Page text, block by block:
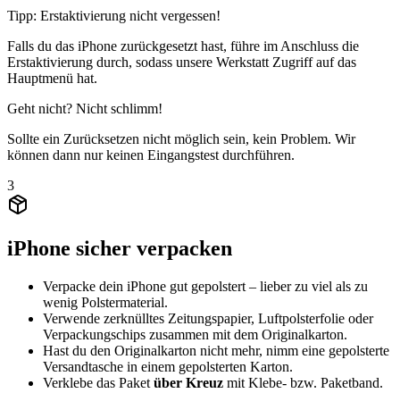
Tipp: Erstaktivierung nicht vergessen!
Falls du das iPhone zurückgesetzt hast, führe im Anschluss die
Erstaktivierung durch, sodass unsere Werkstatt Zugriff auf das
Hauptmenü hat.
Geht nicht? Nicht schlimm!
Sollte ein Zurücksetzen nicht möglich sein, kein Problem. Wir
können dann nur keinen Eingangstest durchführen.
3
iPhone sicher verpacken
Verpacke dein iPhone gut gepolstert – lieber zu viel als zu
wenig Polstermaterial.
Verwende zerknülltes Zeitungspapier, Luftpolsterfolie oder
Verpackungschips zusammen mit dem Originalkarton.
Hast du den Originalkarton nicht mehr, nimm eine gepolsterte
Versandtasche in einem gepolsterten Karton.
Verklebe das Paket über Kreuz mit Klebe- bzw. Paketband.